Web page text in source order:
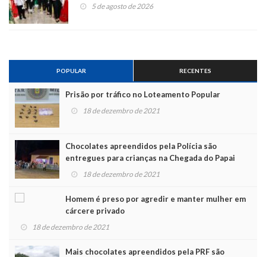
5 de agosto de 2026
POPULAR RECENTES
Prisão por tráfico no Loteamento Popular
18 de dezembro de 2021
Chocolates apreendidos pela Polícia são
entregues para crianças na Chegada do Papai
Noel
18 de dezembro de 2021
Homem é preso por agredir e manter mulher em
cárcere privado
18 de dezembro de 2021
Mais chocolates apreendidos pela PRF são